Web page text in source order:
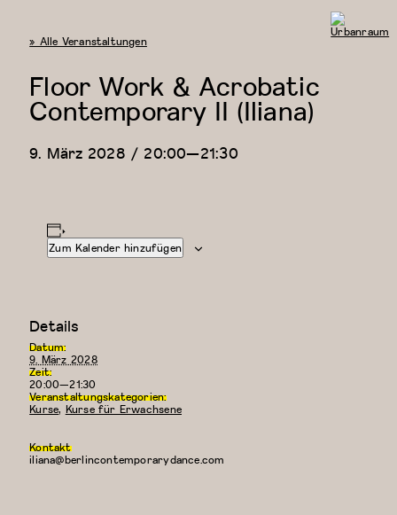
« Alle Veranstaltungen
Floor Work & Acrobatic
Contemporary II (Iliana)
9. März 2028 / 20:00—21:30
Zum Kalender hinzufügen
Details
Datum:
9. März 2028
Zeit:
20:00—21:30
Veranstaltungskategorien:
Kurse, Kurse für Erwachsene
Kontakt
iliana@berlincontemporarydance.com